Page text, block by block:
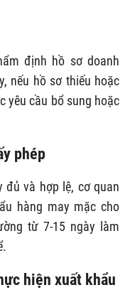
định hồ sơ doanh
nếu hồ sơ thiếu hoặc
yêu cầu bổ sung hoặc
phép
và hợp lệ, cơ quan
hàng may mặc cho
từ 7-15 ngày làm
hiện xuất khẩu